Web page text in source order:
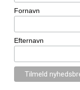
Fornavn
Efternavn